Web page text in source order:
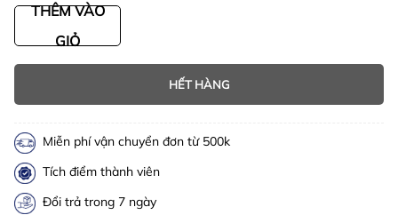
THÊM VÀO
GIỎ
HẾT HÀNG
Miễn phí vận chuyển đơn từ 500k
Tích điểm thành viên
Đổi trả trong 7 ngày